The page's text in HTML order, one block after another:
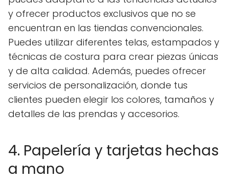
y ofrecer productos exclusivos que no se
encuentran en las tiendas convencionales.
Puedes utilizar diferentes telas, estampados y
técnicas de costura para crear piezas únicas
y de alta calidad. Además, puedes ofrecer
servicios de personalización, donde tus
clientes pueden elegir los colores, tamaños y
detalles de las prendas y accesorios.
4. Papelería y tarjetas hechas
a mano